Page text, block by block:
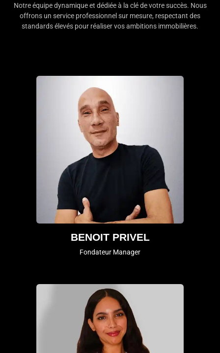
Notre équipe dynamique et dédiée à la clé de votre succès. Nous
offrons un service professionnel sur mesure, respectant des
standards élevés pour réaliser vos ambitions immobilières.
BENOIT PRIVEL
Fondateur Manager